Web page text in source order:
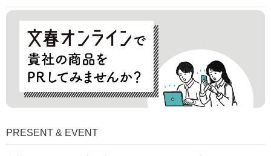
PRESENT & EVENT